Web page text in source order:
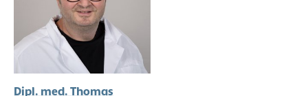
Dipl. med. Thomas